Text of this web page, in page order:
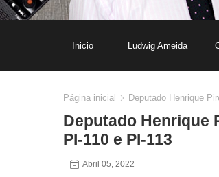
Inicio Ludwig Ameida
Página inicial Deputado Henrique
Deputado Henrique
PI-110 e PI-113
Abril 05, 2022